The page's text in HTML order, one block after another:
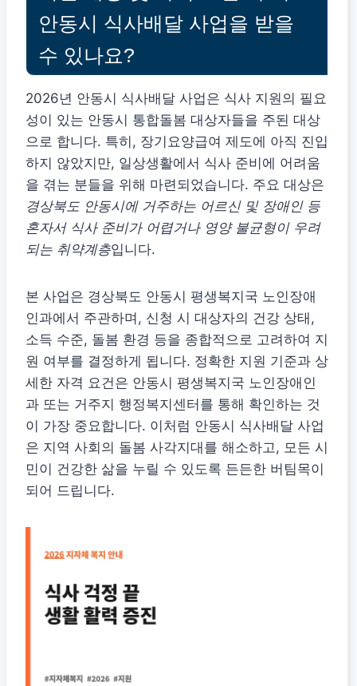
안동시 식사배달 사업을 받을
수 있나요?
2026년 안동시 식사배달 사업은 식사 지원의 필요
성이 있는 안동시 통합돌봄 대상자들을 주된 대상
으로 합니다. 특히, 장기요양급여 제도에 아직 진입
하지 않았지만, 일상생활에서 식사 준비에 어려움
을 겪는 분들을 위해 마련되었습니다. 주요 대상은
경상북도 안동시에 거주하는 어르신 및 장애인 등
혼자서 식사 준비가 어렵거나 영양 불균형이 우려
되는 취약계층입니다.
본 사업은 경상북도 안동시 평생복지국 노인장애
인과에서 주관하며, 신청 시 대상자의 건강 상태,
소득 수준, 돌봄 환경 등을 종합적으로 고려하여 지
원 여부를 결정하게 됩니다. 정확한 지원 기준과 상
세한 자격 요건은 안동시 평생복지국 노인장애인
과 또는 거주지 행정복지센터를 통해 확인하는 것
이 가장 중요합니다. 이처럼 안동시 식사배달 사업
은 지역 사회의 돌봄 사각지대를 해소하고, 모든 시
민이 건강한 삶을 누릴 수 있도록 든든한 버팀목이
되어 드립니다.